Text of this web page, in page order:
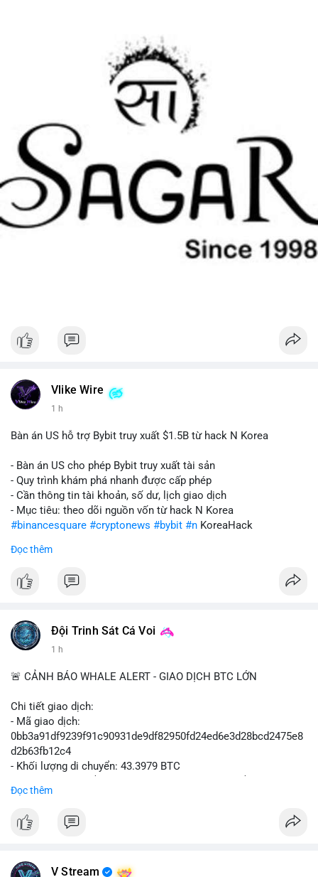
Vlike Wire
1 h
Bàn án US hỗ trợ Bybit truy xuất $1.5B từ hack N Korea
- Bàn án US cho phép Bybit truy xuất tài sản
- Quy trình khám phá nhanh được cấp phép
- Cần thông tin tài khoản, số dư, lịch giao dịch
- Mục tiêu: theo dõi nguồn vốn từ hack N Korea
#binancesquare #cryptonews #bybit #n KoreaHack
$btc $eth
#vlikevn #titanbot
Đọc thêm
Đội Trinh Sát Cá Voi
1 h
🚨 CẢNH BÁO WHALE ALERT - GIAO DỊCH BTC LỚN
Chi tiết giao dịch:
- Mã giao dịch:
0bb3a91df9239f91c90931de9df82950fd24ed6e3d28bcd2475e8
d2b63fb12c4
- Khối lượng di chuyển: 43.3979 BTC
USD)
- Thời gian: 04:18
số đủ lớn để tạo áp lực thanh khoản tức thời. Hành vi này có
Đọc thêm
V Stream